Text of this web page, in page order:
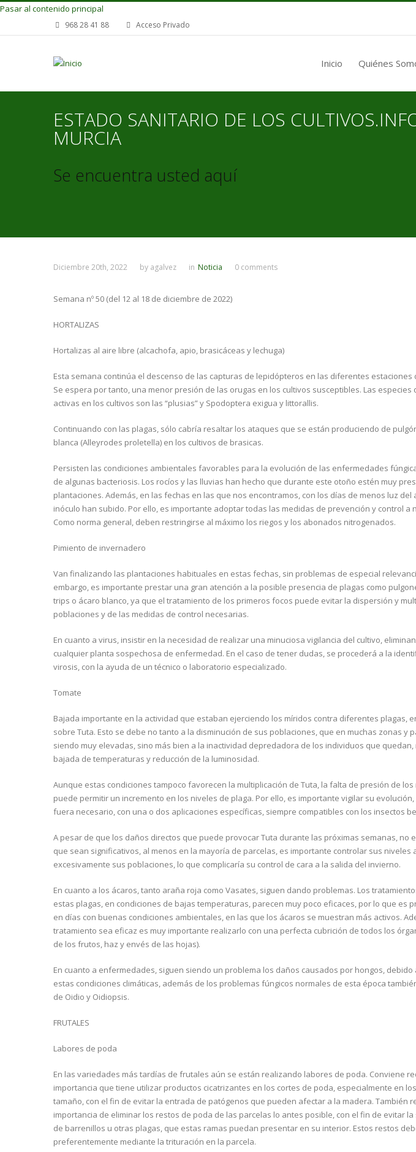
Pasar al contenido principal
968 28 41 88 Acceso Privado
Inicio Quiénes
ESTADO SANITARIO DE LOS
MURCIA
Se encuentra usted aquí
Diciembre 20th, 2022 by agalvez in Noticia 0 comments
Semana nº 50 (del 12 al 18 de diciembre de 2022)
HORTALIZAS
Hortalizas al aire libre (alcachofa, apio, brasicáceas y lechuga)
Esta semana continúa el descenso de las capturas de lepidópteros en las diferentes estaciones
Se espera por tanto, una menor presión de las orugas en los cultivos susceptibles. Las especies
activas en los cultivos son las “plusias” y Spodoptera exigua y littorallis.
Continuando con las plagas, sólo cabría resaltar los ataques que se están produciendo de
blanca (Alleyrodes proletella) en los cultivos de brasicas.
Persisten las condiciones ambientales favorables para la evolución de las enfermedades
de algunas bacteriosis. Los rocíos y las lluvias han hecho que durante este otoño estén muy
plantaciones. Además, en las fechas en las que nos encontramos, con los días de menos luz del
inóculo han subido. Por ello, es importante adoptar todas las medidas de prevención y control a
Como norma general, deben restringirse al máximo los riegos y los abonados nitrogenados.
Pimiento de invernadero
Van finalizando las plantaciones habituales en estas fechas, sin problemas de especial
embargo, es importante prestar una gran atención a la posible presencia de plagas como
trips o ácaro blanco, ya que el tratamiento de los primeros focos puede evitar la dispersión y
poblaciones y de las medidas de control necesarias.
En cuanto a virus, insistir en la necesidad de realizar una minuciosa vigilancia del cultivo,
cualquier planta sospechosa de enfermedad. En el caso de tener dudas, se procederá a la
virosis, con la ayuda de un técnico o laboratorio especializado.
Tomate
Bajada importante en la actividad que estaban ejerciendo los míridos contra diferentes plagas,
sobre Tuta. Esto se debe no tanto a la disminución de sus poblaciones, que en muchas zonas y
siendo muy elevadas, sino más bien a la inactividad depredadora de los individuos que quedan,
bajada de temperaturas y reducción de la luminosidad.
Aunque estas condiciones tampoco favorecen la multiplicación de Tuta, la falta de presión de los
puede permitir un incremento en los niveles de plaga. Por ello, es importante vigilar su
fuera necesario, con una o dos aplicaciones específicas, siempre compatibles con los insectos
A pesar de que los daños directos que puede provocar Tuta durante las próximas semanas, no
que sean significativos, al menos en la mayoría de parcelas, es importante controlar sus niveles
excesivamente sus poblaciones, lo que complicaría su control de cara a la salida del invierno.
En cuanto a los ácaros, tanto araña roja como Vasates, siguen dando problemas. Los
estas plagas, en condiciones de bajas temperaturas, parecen muy poco eficaces, por lo que es
en días con buenas condiciones ambientales, en las que los ácaros se muestran más activos.
tratamiento sea eficaz es muy importante realizarlo con una perfecta cubrición de todos los
de los frutos, haz y envés de las hojas).
En cuanto a enfermedades, siguen siendo un problema los daños causados por hongos, debido
estas condiciones climáticas, además de los problemas fúngicos normales de esta época
de Oidio y Oidiopsis.
FRUTALES
Labores de poda
En las variedades más tardías de frutales aún se están realizando labores de poda. Conviene
importancia que tiene utilizar productos cicatrizantes en los cortes de poda, especialmente en
tamaño, con el fin de evitar la entrada de patógenos que pueden afectar a la madera. También
importancia de eliminar los restos de poda de las parcelas lo antes posible, con el fin de evitar
de barrenillos u otras plagas, que estas ramas puedan presentar en su interior. Estos restos
preferentemente mediante la trituración en la parcela.